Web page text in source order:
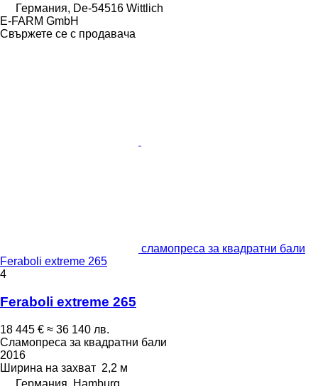
Германия, De-54516 Wittlich
E-FARM GmbH
Свържете се с продавача
сламопреса за квадратни бали
Feraboli extreme 265
4
Feraboli extreme 265
18 445 € ≈ 36 140 лв.
Сламопреса за квадратни бали
2016
Ширина на захват 2,2 м
Германия, Hamburg